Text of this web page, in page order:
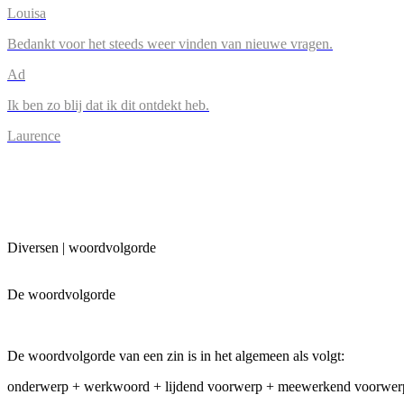
Louisa
Bedankt voor het steeds weer vinden van nieuwe vragen.
Ad
Ik ben zo blij dat ik dit ontdekt heb.
Laurence
Diversen | woordvolgorde
De woordvolgorde
De woordvolgorde van een zin is in het algemeen als volgt:
onderwerp + werkwoord + lijdend voorwerp + meewerkend